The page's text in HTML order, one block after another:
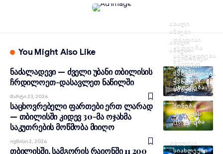
You Might Also Like
ᲐᲮᲐᲚᲘ
ᲐᲛᲑᲔᲑᲘ
ᲗᲑᲘᲚᲘᲡᲘ
ᲙᲣᲚᲢᲣᲠᲐ
ᲡᲐᲖᲝᲒᲐᲓᲝᲔᲑᲐ
ᲣᲐᲮᲚᲔᲡᲘ
ᲐᲛᲑᲔᲑᲘ
ᲥᲐᲚᲐᲥᲘᲡ
ᲪᲮᲝᲕᲠᲔᲑᲐ
ნაძალადევი — ძველი უბანი თბილისის
ჩრდილოეთ-დასავლეთ ნაწილში
Მარტი 23, 2026
ᲐᲮᲐᲚᲘ
ᲐᲛᲑᲔᲑᲘ
ᲔᲙᲝᲜᲝᲛᲘᲙᲐ
ᲗᲑᲘᲚᲘᲡᲘ
ᲡᲐᲖᲝᲒᲐᲓᲝᲔᲑᲐ
ᲣᲐᲮᲚᲔᲡᲘ
ᲐᲛᲑᲔᲑᲘ
ᲣᲫᲠᲐᲕᲘ
ᲥᲝᲜᲔᲑᲐ
ᲥᲐᲚᲐᲥᲘᲡ
ᲪᲮᲝᲕᲠᲔᲑᲐ
საცხოვრებელი ფართები ერთ ლარად
— თბილისში კიდევ 30-მა ოჯახმა
საკუთრების მოწმობა მიიღო
Ივნისი 2, 2026
ᲗᲑᲘᲚᲘᲡᲘ
ᲡᲘᲐᲮᲚᲔᲔᲑᲘ
თბილისში, სამგორის რაიონში 11 200